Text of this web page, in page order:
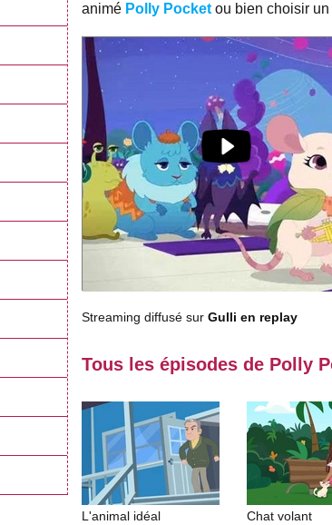
animé Polly Pocket ou bien choisir
Streaming diffusé surGulli en replay
Tous les épisodes de Polly
L'animal idéal Chat volant